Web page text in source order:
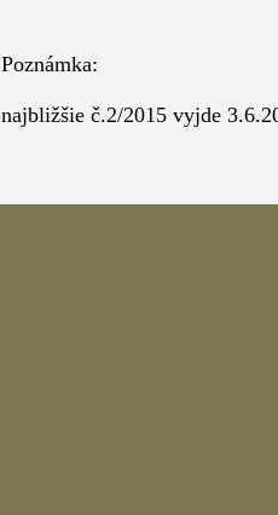
Poznámka:
najbližšie č.2/2015 vyjde